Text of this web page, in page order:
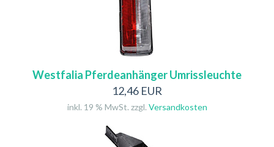
Westfalia Pferdeanhänger Umrissleuchte
12,46 EUR
inkl. 19 % MwSt. zzgl. Versandkosten